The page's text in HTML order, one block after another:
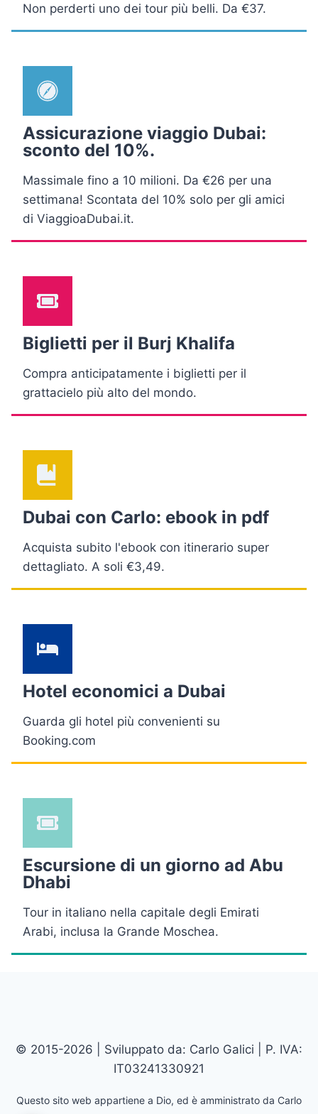
Non perderti uno dei tour più belli. Da €37.
Assicurazione viaggio Dubai:
sconto del 10%.
Massimale fino a 10 milioni. Da €26 per una
settimana! Scontata del 10% solo per gli amici
di ViaggioaDubai.it.
Biglietti per il Burj Khalifa
Compra anticipatamente i biglietti per il
grattacielo più alto del mondo.
Dubai con Carlo: ebook in pdf
Acquista subito l'ebook con itinerario super
dettagliato. A soli €3,49.
Hotel economici a Dubai
Guarda gli hotel più convenienti su
Booking.com
Escursione di un giorno ad Abu
Dhabi
Tour in italiano nella capitale degli Emirati
Arabi, inclusa la Grande Moschea.
© 2015-2026 | Sviluppato da: Carlo Galici | P. IVA:
IT03241330921
Questo sito web appartiene a Dio, ed è amministrato da Carlo